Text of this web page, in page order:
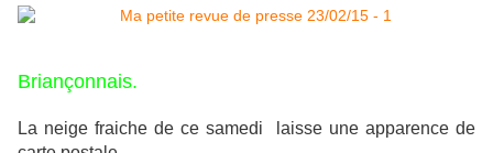
Briançonnais.
La neige fraiche de ce samedi laisse une apparence de